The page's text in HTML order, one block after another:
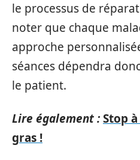
le processus de
noter que chaque
approche
séances dépendra
le patient.
Lire également :Stop
gras !